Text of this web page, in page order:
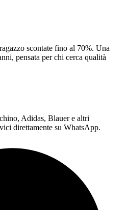
scontate fino al 70%. Una
pensata per chi cerca qualità
Adidas, Blauer e altri
direttamente su WhatsApp.